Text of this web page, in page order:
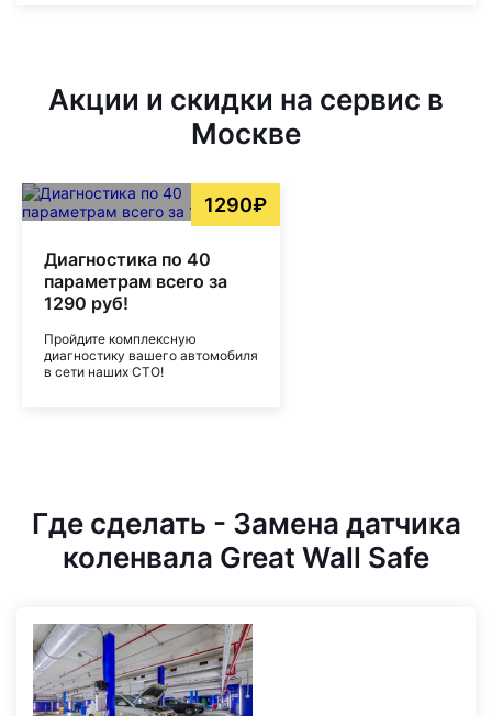
Акции и скидки на сервис в
Москве
1290₽
Диагностика по 40
параметрам всего за
1290 руб!
Пройдите комплексную
диагностику вашего автомобиля
в сети наших СТО!
Где сделать - Замена датчика
коленвала Great Wall Safe